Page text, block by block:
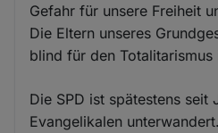
Gefahr für unsere Freiheit
Die Eltern unseres
blind für den Totalitarismus
Die SPD ist spätestens seit
Evangelikalen